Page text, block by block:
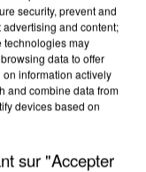
security, prevent and
and content;
technologies may
data to offer
information actively
and combine data from
devices based on
sur "Accepter